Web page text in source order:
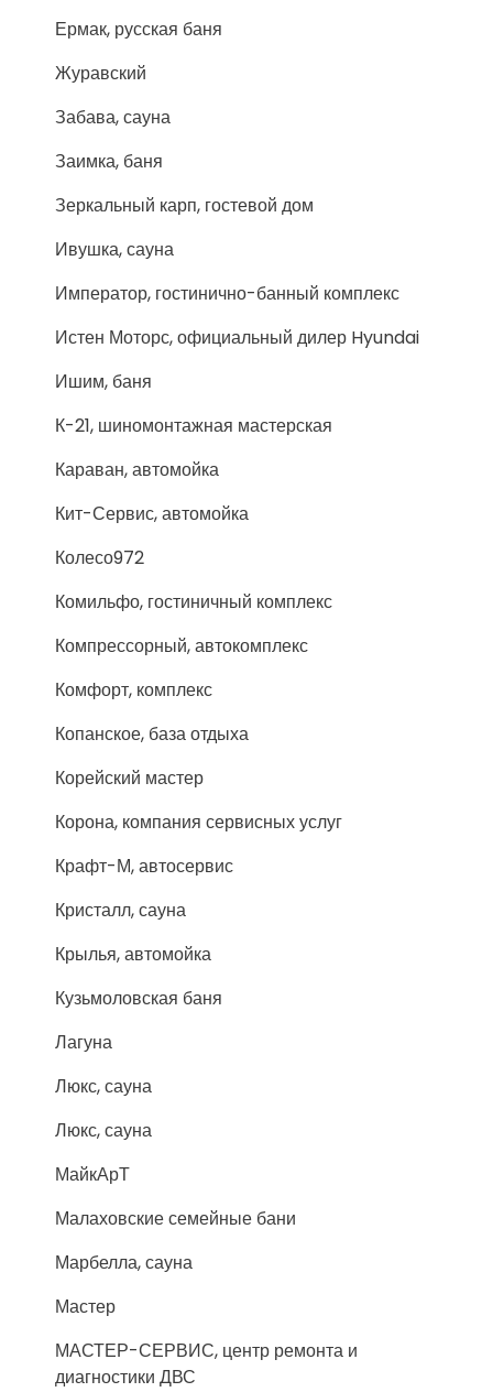
Ермак, русская баня
Журавский
Забава, сауна
Заимка, баня
Зеркальный карп, гостевой дом
Ивушка, сауна
Император, гостинично-банный комплекс
Истен Моторс, официальный дилер Hyundai
Ишим, баня
К-21, шиномонтажная мастерская
Караван, автомойка
Кит-Сервис, автомойка
Колесо972
Комильфо, гостиничный комплекс
Компрессорный, автокомплекс
Комфорт, комплекс
Копанское, база отдыха
Корейский мастер
Корона, компания сервисных услуг
Крафт-М, автосервис
Кристалл, сауна
Крылья, автомойка
Кузьмоловская баня
Лагуна
Люкс, сауна
Люкс, сауна
МайкАрТ
Малаховские семейные бани
Марбелла, сауна
Мастер
МАСТЕР-СЕРВИС, центр ремонта и
диагностики ДВС